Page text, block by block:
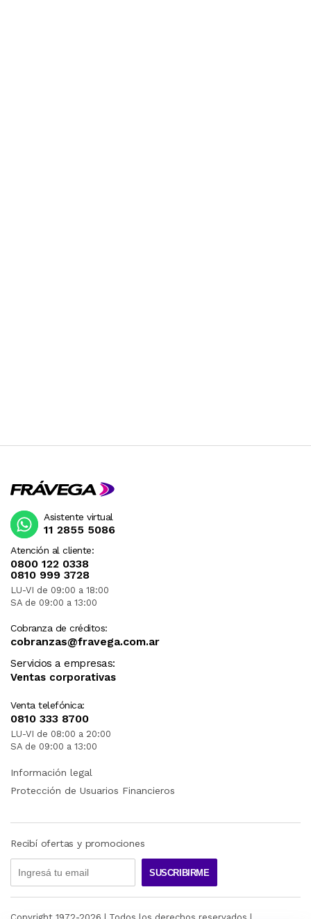
Atención al cliente:
0800 122 0338
0810 999 3728
LU-VI de 09:00 a 18:00
SA de 09:00 a 13:00
Cobranza de créditos:
cobranzas@fravega.com.ar
Servicios a empresas:
Ventas corporativas
Venta telefónica:
0810 333 8700
LU-VI de 08:00 a 20:00
SA de 09:00 a 13:00
Asistente virtual
11 2855 5086
Información legal
Protección de Usuarios Financieros
Recibí ofertas y promociones
SUSCRIBIRME